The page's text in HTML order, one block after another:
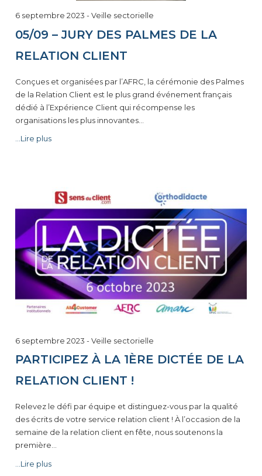
6 septembre 2023 - Veille sectorielle
05/09 – JURY DES PALMES DE LA
RELATION CLIENT
Conçues et organisées par l’AFRC, la cérémonie des Palmes
de la Relation Client est le plus grand événement français
dédié à l’Expérience Client qui récompense les
organisations les plus innovantes…
...Lire plus
6 septembre 2023 - Veille sectorielle
PARTICIPEZ À LA 1ÈRE DICTÉE DE LA
RELATION CLIENT !
Relevez le défi par équipe et distinguez-vous par la qualité
des écrits de votre service relation client ! À l’occasion de la
semaine de la relation client en fête, nous soutenons la
première…
...Lire plus